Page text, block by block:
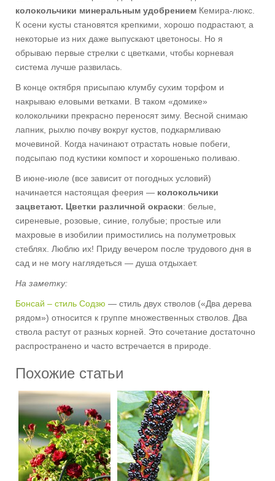
колокольчики минераль­ным удобрением Кемира-люкс.
К осени кусты становятся крепкими, хорошо подрастают, а
некоторые из них даже выпускают цветоносы. Но я
обрываю первые стрелки с цветками, чтобы корневая
система лучше развилась.
В конце октября присыпаю клумбу сухим торфом и
накрываю еловыми ветками. В таком «домике»
колокольчики прекрасно переносят зиму. Весной снимаю
лапник, рыхлю почву вокруг кустов, подкармливаю
мочевиной. Когда начинают отрастать новые побеги,
подсыпаю под кустики компост и хорошенько поливаю.
В июне-июле (все зависит от погодных условий)
начинается настоящая фе­ерия — колокольчики
зацветают. Цветки различной окраски: белые,
сиреневые, розовые, синие, голубые; простые или
махровые в изобилии примостились на полуметровых
стеблях. Люблю их! Приду вечером после трудового дня в
сад и не могу наглядеться — душа отдыхает.
На заметку:
Бонсай – стиль Содзю — стиль двух стволов («Два дерева
рядом») относится к группе множественных стволов. Два
ствола растут от разных корней. Это сочетание достаточно
распространено и часто встречается в природе.
Похожие статьи